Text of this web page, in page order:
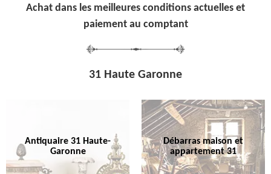
Achat dans les meilleures conditions actuelles et
paiement au comptant
31 Haute Garonne
Antiquaire 31 Haute-
Garonne
Débarras maison et
appartement 31